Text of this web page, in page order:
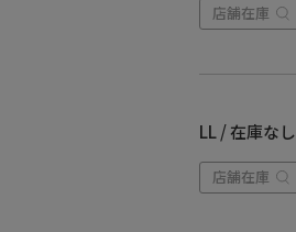
店舗在庫
LL / 在庫なし
店舗在庫